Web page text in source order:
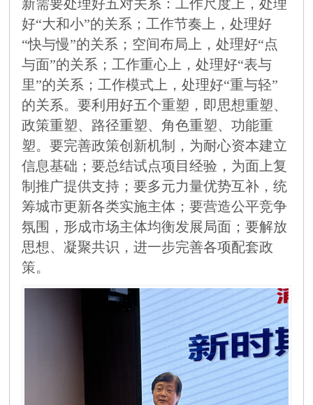
新需要处理好五对关系：工作尺度上，处理
好“大和小”的关系；工作节奏上，处理好
“快与慢”的关系；空间布局上，处理好“点
与面”的关系；工作重心上，处理好“表与
里”的关系；工作模式上，处理好“重与轻”
的关系。要利用好五个重塑，即思想重塑、
政策重塑、路径重塑、角色重塑、功能重
塑。要完善政策创新机制，为耐心资本建立
信息基础；要总结试点项目经验，为面上复
制推广提供支持；要多元力量优势互补，统
筹城市更新各类实施主体；要营造公平竞争
氛围，形成市场主体均衡发展局面；要解放
思想、凝聚共识，进一步完善各项配套政
策。